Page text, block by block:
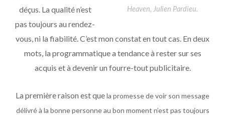
Heaven, Julien Pardieu.
déçus. La qualité n’est
pas toujours au rendez-
vous, ni la fiabilité. C’est mon constat en tout cas. En deux
mots, la programmatique a tendance à rester sur ses
acquis et à devenir un fourre-tout publicitaire.
La première raison est quela promesse de voir son message
délivré à la bonne personne au bon moment n’est pas toujours